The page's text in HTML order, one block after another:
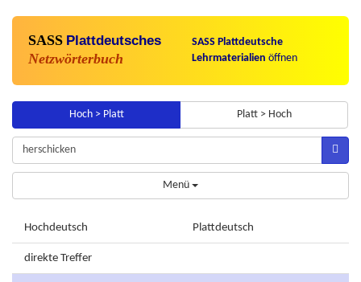
SASS Plattdeutsches
Netzwörterbuch
SASS Plattdeutsche
Lehrmaterialien öffnen
Hoch > Platt Platt > Hoch
Menü
Hochdeutsch Plattdeutsch
direkte Treffer